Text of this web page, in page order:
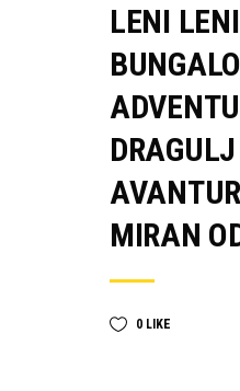
LENI
MIRAN
0 LIKE